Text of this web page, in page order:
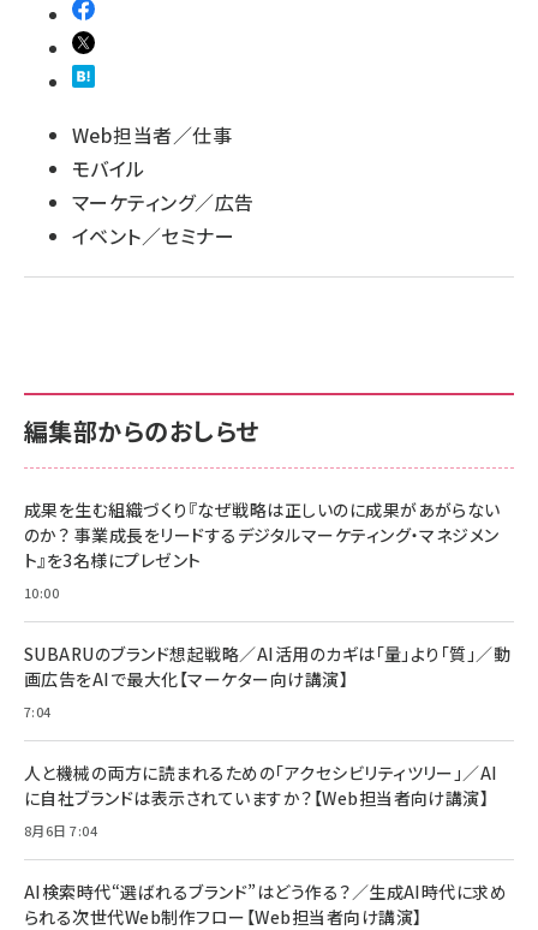
meo (1275)
llmo (1163)
Web担当者／仕事
モバイル
マーケティング／広告
イベント／セミナー
編集部からのおしらせ
成果を生む組織づくり『なぜ戦略は正しいのに成果があがらない
のか？ 事業成長をリードするデジタルマーケティング・マネジメン
ト』を3名様にプレゼント
10:00
SUBARUのブランド想起戦略／AI活用のカギは「量」より「質」／動
画広告をAIで最大化【マーケター向け講演】
7:04
人と機械の両方に読まれるための「アクセシビリティツリー」／AI
に自社ブランドは表示されていますか？【Web担当者向け講演】
8月6日 7:04
AI検索時代“選ばれるブランド”はどう作る？／生成AI時代に求め
られる次世代Web制作フロー【Web担当者向け講演】